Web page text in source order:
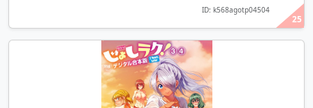
25
ID: k568agotp04504